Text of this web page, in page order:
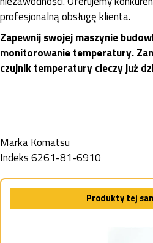
profesjonalną obsługę klienta.
Zapewnij swojej maszynie
monitorowanie temperatury.
czujnik temperatury cieczy już
MarkaKomatsu
Indeks6261-81-6910
Produkty tej